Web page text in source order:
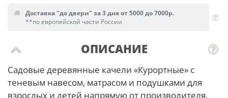
Доставка "до двери" за 3 дня от 5000 до 7000р.
**по европейской части России
ОПИСАНИЕ
Садовые деревянные качели «Курортные» с
теневым навесом, матрасом и подушками для
взрослых и детей напрямую от производителя.